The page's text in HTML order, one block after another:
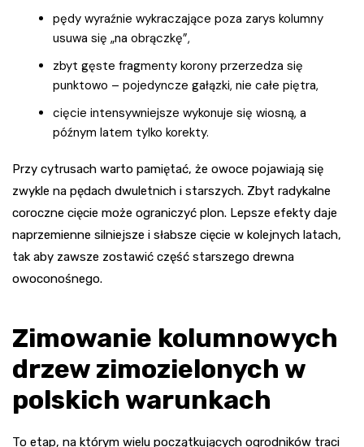
pędy wyraźnie wykraczające poza zarys kolumny
usuwa się „na obrączkę”,
zbyt gęste fragmenty korony przerzedza się
punktowo – pojedyncze gałązki, nie całe piętra,
cięcie intensywniejsze wykonuje się wiosną, a
późnym latem tylko korekty.
Przy cytrusach warto pamiętać, że owoce pojawiają się
zwykle na pędach dwuletnich i starszych. Zbyt radykalne
coroczne cięcie może ograniczyć plon. Lepsze efekty daje
naprzemienne silniejsze i słabsze cięcie w kolejnych latach,
tak aby zawsze zostawić część starszego drewna
owoconośnego.
Zimowanie kolumnowych
drzew zimozielonych w
polskich warunkach
To etap, na którym wielu początkujących ogrodników traci